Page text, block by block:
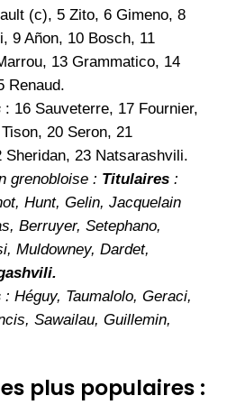
(c), 5 Zito, 6 Gimeno, 8
9 Añon, 10 Bosch, 11
13 Grammatico, 14
Renaud.
: 16 Sauveterre, 17 Fournier,
20 Seron, 21
Sheridan, 23 Natsarashvili.
grenobloise : Titulaires:
Hunt, Gelin, Jacquelain
Berruyer, Setephano,
Muldowney, Dardet,
: Héguy, Taumalolo, Geraci,
Sawailau, Guillemin,
plus populaires :